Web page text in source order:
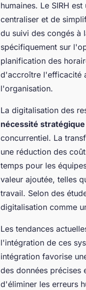
humaines. Le SIRH
centraliser et de
du suivi des congés à
spécifiquement sur
planification des
d'accroître l'efficacité
l'organisation.
La digitalisation des
nécessité stratégique
concurrentiel. La
une réduction des
temps pour les
valeur ajoutée, telles
travail. Selon des
digitalisation comme
Les tendances
l'intégration de ces
intégration favorise
des données précises
d'éliminer les erreurs